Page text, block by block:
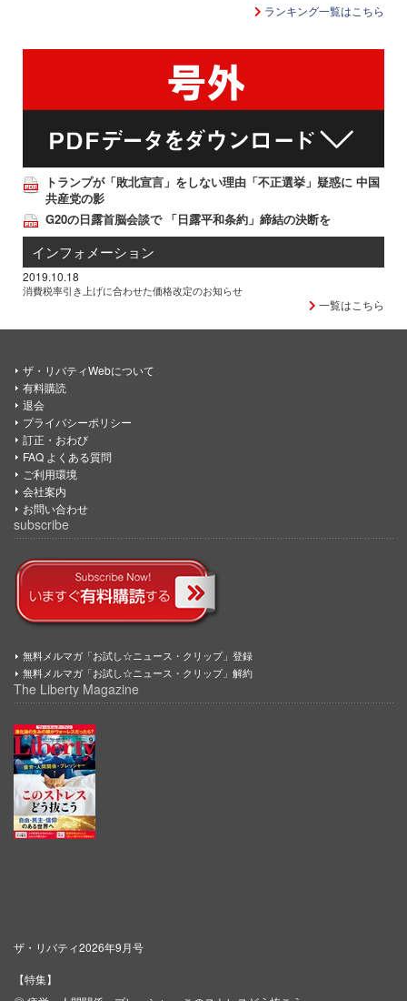
ランキング一覧はこちら
トランプが「敗北宣言」をしない理由「不正選挙」疑惑に 中国
共産党の影
G20の日露首脳会談で 「日露平和条約」締結の決断を
インフォメーション
2019.10.18
消費税率引き上げに合わせた価格改定のお知らせ
一覧はこちら
ザ・リバティWebについて
有料購読
退会
プライバシーポリシー
訂正・おわび
FAQ よくある質問
ご利用環境
会社案内
お問い合わせ
subscribe
無料メルマガ「お試し☆ニュース・クリップ」登録
無料メルマガ「お試し☆ニュース・クリップ」解約
The Liberty Magazine
ザ・リバティ2026年9月号
【特集】